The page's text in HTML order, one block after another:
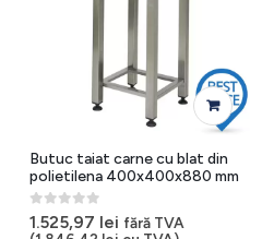
Butuc taiat carne cu blat din
polietilena 400x400x880 mm
0 out of 5
1.525,97 lei fără TVA